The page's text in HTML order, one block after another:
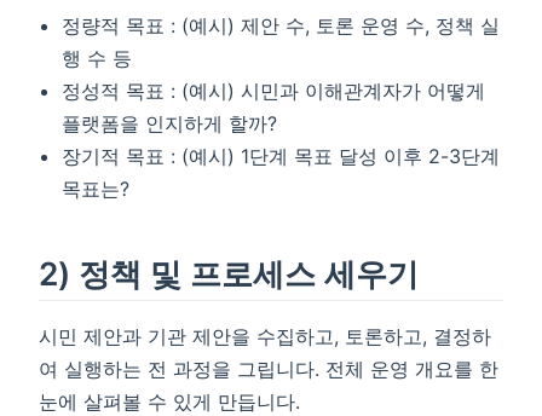
정량적 목표 : (예시) 제안 수, 토론 운영 수, 정책 실
행 수 등
정성적 목표 : (예시) 시민과 이해관계자가 어떻게
플랫폼을 인지하게 할까?
장기적 목표 : (예시) 1단계 목표 달성 이후 2-3단계
목표는?
2) 정책 및 프로세스 세우기
시민 제안과 기관 제안을 수집하고, 토론하고, 결정하
여 실행하는 전 과정을 그립니다. 전체 운영 개요를 한
눈에 살펴볼 수 있게 만듭니다.